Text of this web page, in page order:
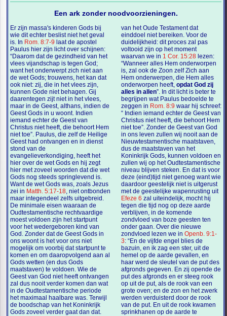
Een ark zonder noodvoorzieningen.
Er zijn massa's kinderen Gods bij
wie dit echter beslist niet het geval
is. In Rom. 8:7-9 laat de apostel
Paulus hier zijn licht over schijnen:
“Daarom dat de gezindheid van het
vlees vijandschap is tegen God;
want het onderwerpt zich niet aan
de wet Gods; trouwens, het kan dat
ook niet: zij, die in het vlees zijn,
kunnen Gode niet behagen. Gij
daarentegen zijt niet in het vlees,
maar in de Geest, althans, indien de
Geest Gods in u woont. Indien
iemand echter de Geest van
Christus niet heeft, die behoort Hem
niet toe”. Paulus, die zelf de Heilige
Geest had ontvangen en in dienst
stond van de
evangelieverkondiging, heeft het
hier over de wet Gods en hij zegt
hier met zoveel woorden dat die wet
Gods nog steeds springlevend is.
Want de wet Gods was, zoals Jezus
zei in Matth. 5:17-18, niet ontbonden
maar integendeel zelfs uitgebreid.
De minimale eisen waaraan de
Oudtestamentische rechtvaardige
moest voldoen zijn het startpunt
voor het wedergeboren kind van
God. Zonder dat de Geest Gods in
ons woont is het voor ons niet
mogelijk om voorbij dat startpunt te
komen en om daaropvolgend aan al
Gods wetten (en dus Gods
maatstaven) te voldoen. Wie de
Geest van God niet heeft ontvangen
zal dus nooit verder komen dan wat
in de Oudtestamentische periode
het maximaal haalbare was. Terwijl
de boodschap van het Koninkrijk
Gods zoveel verder gaat dan dat.
van het Oude Testament dat
einddoel niet bereiken. Voor de
duidelijkheid: dit proces zal pas
voltooid zijn op het moment
waarvan we in 1 Cor. 15:28lezen:
“Wanneer alles Hem onderworpen
is, zal ook de Zoon zelf Zich aan
Hem onderwerpen, die Hem alles
onderworpen heeft, opdat God zij
alles in allen”. In dit licht is beter te
begrijpen wat Paulus bedoelde te
zeggen in Rom. 8:9 waar hij schreef:
“ Indien iemand echter de Geest van
Christus niet heeft, die behoort Hem
niet toe”. Zonder de Geest van God
in ons leven zullen wij nooit aan de
Nieuwtestamentische maatstaven,
dus de maatstaven van het
Koninkrijk Gods, kunnen voldoen en
zullen wij op het Oudtestamentische
niveau blijven steken. En dat is voor
deze (eind)tijd niet genoeg want wie
daardoor geestelijk niet is uitgerust
met de geestelijke wapenrusting uit
Efeze 6 zal uiteindelijk, mocht hij
tegen die tijd nog op deze aarde
verblijven, in de komende
zondvloed van boze geesten ten
onder gaan. Over die nieuwe
zondvloed lezen we in Openb. 9:1-
3: “En de vijfde engel blies de
bazuin, en ik zag een ster, uit de
hemel op de aarde gevallen, en
haar werd de sleutel van de put des
afgronds gegeven. En zij opende de
put des afgronds en er steeg rook
op uit de put, als de rook van een
grote oven; en de zon en het zwerk
werden verduisterd door de rook
van de put. En uit de rook kwamen
sprinkhanen op de aarde te